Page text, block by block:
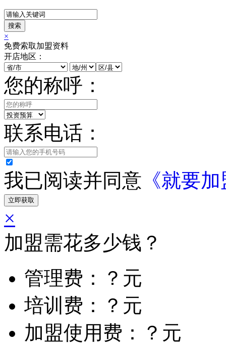
搜索
×
免费索取加盟资料
开店地区：
您的称呼：
联系电话：
我已阅读并同意 《就要
立即获取
×
加盟需花多少钱？
管理费：？元
培训费：？元
加盟使用费：？元